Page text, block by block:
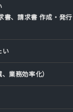
書、請求書 作成・発
い
業務効率化）